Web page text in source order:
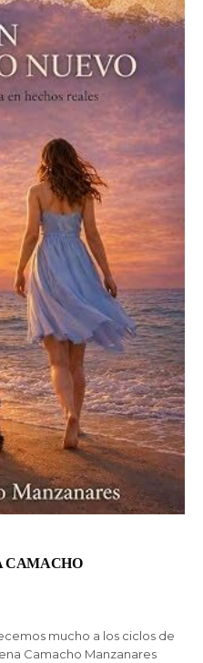
CAMACHO
mucho a los ciclos de
Camacho Manzanares